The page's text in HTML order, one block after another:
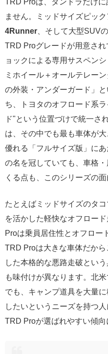
ません。ミッドサイズピッ
4Runner 、そして大型SUVの
TRD Proグレードが用意さ
ョックによる専用サスペン
ミホイール＋オールテレー
の外装・アンダーガード」
ち、トヨタのオフロード系
ド"という位置づけで統一さ
は、その中でも最も車体が
優れる「フルサイズ版」に
の名を冠していても、車格
くる点も、このシリーズの面
たとえばミッドサイズのタ
を活かした軽快なオフロー
Proは乗員居住性とオフロー
TRD Proは大きな車体だか
した本格的な悪路走破とい
も味付けが異なります。北
でも、キャンプ道具を大量
したいというニーズを持つ
TRD Proが選ばれやすい傾向